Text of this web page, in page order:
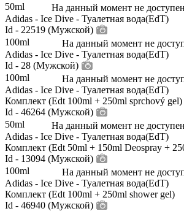
50ml
На данный момент не доступен
Adidas - Ice Dive - Туалетная вода(EdT)
Id - 22519 (Мужской)
100ml
На данный момент не
Adidas - Ice Dive - Туалетная вода(EdT)
Id - 28 (Мужской)
100ml
На данный момент не
Adidas - Ice Dive - Туалетная вода(EdT)
Комплект (Edt 100ml + 250ml sprchový gel)
Id - 46264 (Мужской)
50ml
На данный момент не доступен
Adidas - Ice Dive - Туалетная вода(EdT)
Комплект (Edt 50ml + 150ml Deospray +
Id - 13094 (Мужской)
100ml
На данный момент не
Adidas - Ice Dive - Туалетная вода(EdT)
Комплект (Edt 100ml + 250ml shower gel)
Id - 46940 (Мужской)